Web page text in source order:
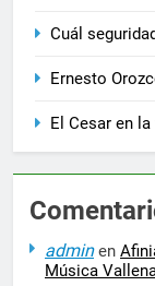
Cuál
Ernesto
El Cesar en
adminen
Música